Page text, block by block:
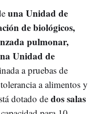
una Unidad de
de biológicos,
pulmonar,
Unidad de
a pruebas de
a alimentos y
dotado dedos salas